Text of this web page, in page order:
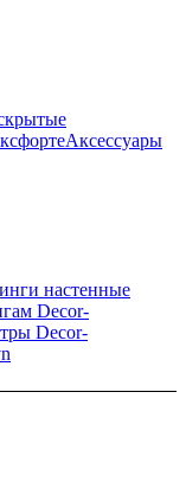
Аксессуары
настенные
Decor-
Decor-